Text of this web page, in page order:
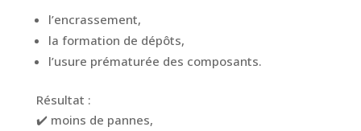
l’encrassement,
la formation de dépôts,
l’usure prématurée des composants.
Résultat :
✔️ moins de pannes,